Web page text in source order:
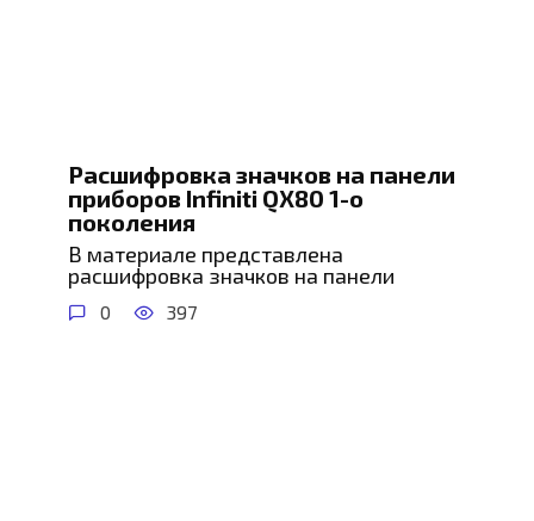
Расшифровка значков на панели
приборов Infiniti QX80 1-о
поколения
В материале представлена
расшифровка значков на панели
0 397